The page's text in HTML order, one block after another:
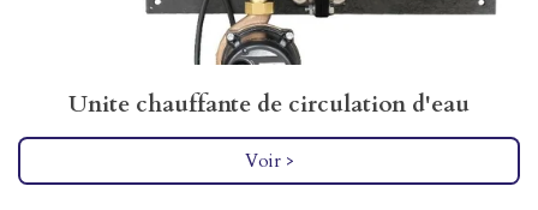
Unite chauffante de circulation d'eau
Voir >